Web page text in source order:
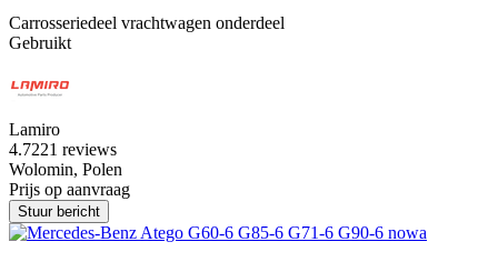
Carrosseriedeel vrachtwagen onderdeel
Gebruikt
Lamiro
4.7221 reviews
Wolomin, Polen
Prijs op aanvraag
Stuur bericht